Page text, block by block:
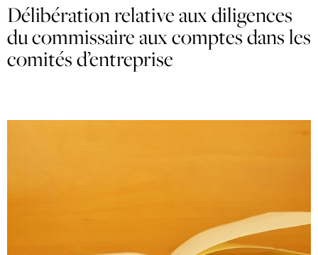
Délibération relative aux diligences
du commissaire aux comptes dans les
comités d’entreprise